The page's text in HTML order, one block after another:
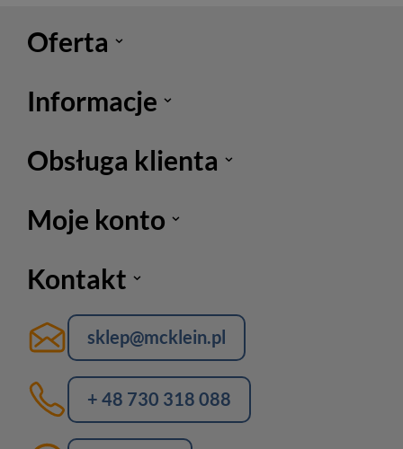
Oferta
Informacje
Obsługa klienta
Moje konto
Kontakt
sklep@mcklein.pl
+ 48 730 318 088